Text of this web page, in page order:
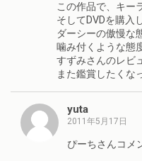
この作品で、キー
そしてDVDを購入
ダーシーの傲慢な
噛み付くような態
すずみさんのレビ
また鑑賞したくな
yuta
2011年5月17日
ぴーちさんコメ